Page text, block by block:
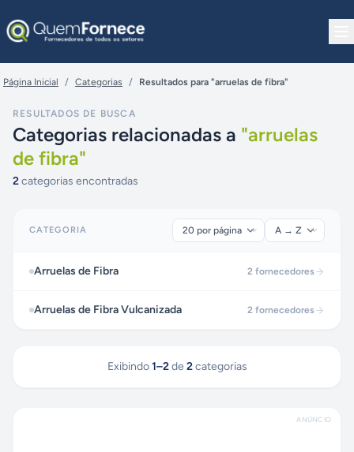
Página Inicial / Categorias / Resultados para "arruelas de fibra"
RESULTADOS DE BUSCA
Categorias relacionadas a "arruelas
de fibra"
2categorias encontradas
CATEGORIA
Arruelas de Fibra 2 fornecedores
Arruelas de Fibra Vulcanizada 2 fornecedores
Exibindo 1–2 de 2 categorias
ANÚNCIO